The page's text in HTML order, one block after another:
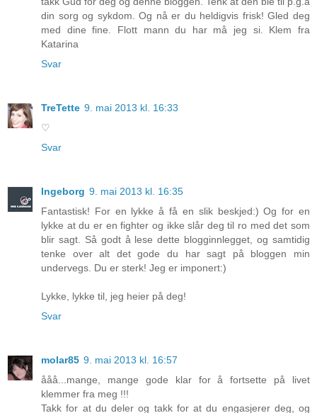
din sorg og sykdom. Og nå er du heldigvis frisk! Gled deg
med dine fine. Flott mann du har må jeg si. Klem fra
Katarina
Svar
TreTette 9. mai 2013 kl. 16:33
♡
Svar
Ingeborg 9. mai 2013 kl. 16:35
Fantastisk! For en lykke å få en slik beskjed:) Og for en
lykke at du er en fighter og ikke slår deg til ro med det som
blir sagt. Så godt å lese dette blogginnlegget, og samtidig
tenke over alt det gode du har sagt på bloggen min
undervegs. Du er sterk! Jeg er imponert:)
Lykke, lykke til, jeg heier på deg!
Svar
molar85 9. mai 2013 kl. 16:57
ååå...mange, mange gode klar for å fortsette på livet
klemmer fra meg !!!
Takk for at du deler og takk for at du engasjerer deg, og